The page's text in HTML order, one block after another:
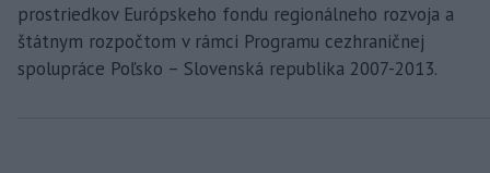
prostriedkov Európskeho fondu regionálneho rozvoja a
štátnym rozpočtom v rámci Programu cezhraničnej
spolupráce Poľsko – Slovenská republika 2007-2013.